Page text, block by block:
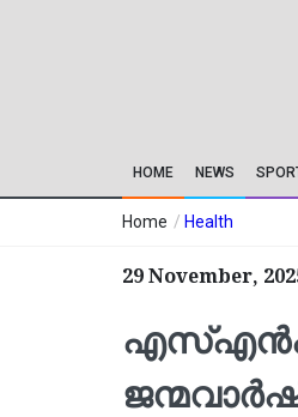
HOME NEWS
Home / Health
29 November,
എസ്എന്‍എ